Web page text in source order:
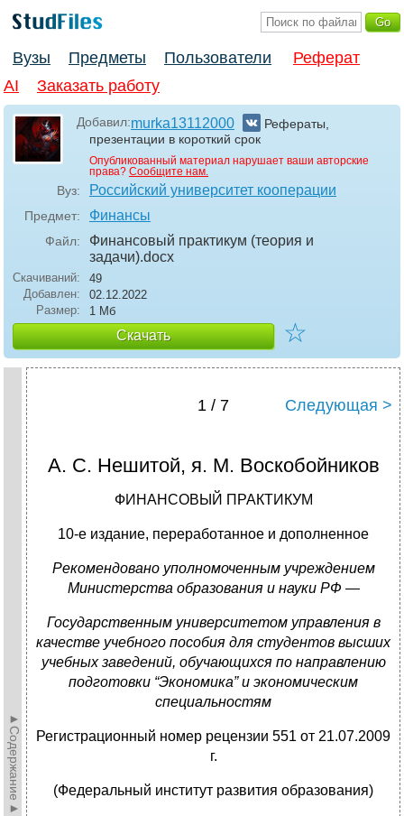
Вузы Предметы Пользователи
Реферат
AI
Заказать работу
Добавил:murka13112000
Рефераты,
презентации в короткий срок
Опубликованный материал нарушает ваши авторские
права? Сообщите нам.
Вуз: Российский университет кооперации
Предмет: Финансы
Файл:
Финансовый практикум (теория и
задачи).docx
Скачиваний:
49
Добавлен:
02.12.2022
Размер:
1 Мб
Скачать ☆
►Содержание►
1 / 7 Следующая >
А. С. Нешитой, я. М. Воскобойников
ФИНАНСОВЫЙ ПРАКТИКУМ
10-е издание, переработанное и дополненное
Рекомендовано уполномоченным учреждением
Министерства образования и науки РФ —
Государственным университетом управления в
качестве учебного пособия для студентов высших
учебных заведений, обучающихся по направлению
подготовки “Экономика” и экономическим
специальностям
Регистрационный номер рецензии 551 от 21.07.2009
г.
(Федеральный институт развития образования)